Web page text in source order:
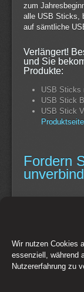
Wir nutzen Cookies
essenziell, während
Nutzererfahrung zu
zum
alle USB Sticks,
auf sämtliche
Verlängert!
und Sie
Produkte:
USB Sticks
USB Stick
USB Stick
Produktseite
Fordern
Continue